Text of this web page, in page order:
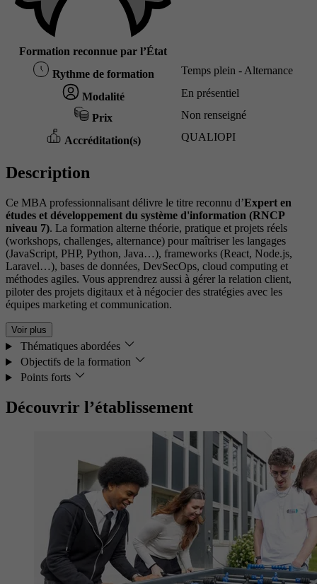
Formation reconnue par l’État
Rythme de formation Temps plein - Alternance
Modalité En présentiel
Prix Non renseigné
Accréditation(s) QUALIOPI
Description
Ce MBA professionnalisant délivre le titre reconnu d’Expert en
études et développement du système d'information (RNCP
niveau 7). La formation alterne théorie, pratique et projets réels
(workshops, challenges, alternance) pour maîtriser les langages
(JavaScript, PHP, Python, Java…), frameworks (React, Node.js,
Laravel…), bases de données, DevSecOps, cloud computing et
méthodes agiles. Vous apprendrez aussi à gérer la relation client,
piloter des projets digitaux et à négocier des stratégies avec les
équipes marketing et communication.
Voir plus
Thématiques abordées
Objectifs de la formation
Points forts
Découvrir l’établissement